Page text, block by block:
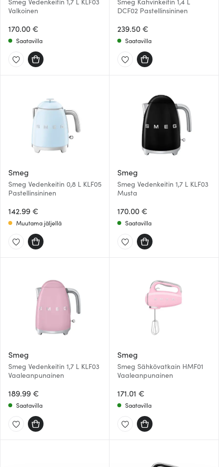
Valkoinen
170.00 €
Saatavilla
DCF02 Pastellinsininen
239.50 €
Saatavilla
Smeg
Smeg Vedenkeitin 0,8 L KLF05
Pastellinsininen
142.99 €
Muutama jäljellä
Smeg
Smeg Vedenkeitin 1,7 L KLF03
Musta
170.00 €
Saatavilla
Smeg
Smeg Vedenkeitin 1,7 L KLF03
Vaaleanpunainen
189.99 €
Saatavilla
Smeg
Smeg Sähkövatkain HMF01
Vaaleanpunainen
171.01 €
Saatavilla